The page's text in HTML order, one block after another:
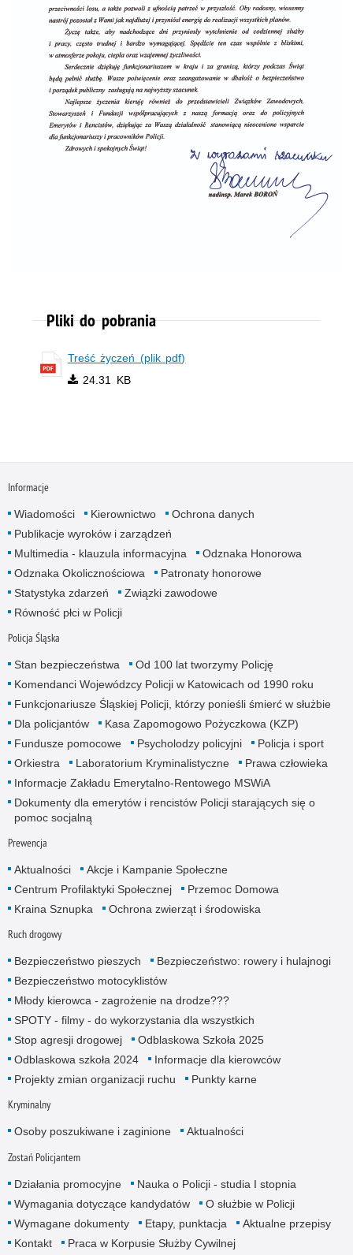
Pliki do pobrania
Treść życzeń (plik pdf)
24.31 KB
Informacje
Wiadomości Kierownictwo
Ochrona danych
Publikacje wyroków i zarządzeń
Multimedia - klauzula informacyjna
Odznaka Honorowa
Odznaka Okolicznościowa
Patronaty honorowe
Statystyka zdarzeń
Związki zawodowe
Równość płci w Policji
Policja Śląska
Stan bezpieczeństwa
Od 100 lat tworzymy Policję
Komendanci Wojewódzcy Policji w Katowicach od 1990 roku
Funkcjonariusze Śląskiej Policji, którzy ponieśli śmierć w służbie
Dla policjantów
Kasa Zapomogowo Pożyczkowa (KZP)
Fundusze pomocowe
Psycholodzy policyjni
Policja i sport
Orkiestra
Laboratorium Kryminalistyczne
Prawa człowieka
Informacje Zakładu Emerytalno-Rentowego MSWiA
Dokumenty dla emerytów i rencistów Policji starających się o
pomoc socjalną
Prewencja
Aktualności
Akcje i Kampanie Społeczne
Centrum Profilaktyki Społecznej
Przemoc Domowa
Kraina Sznupka
Ochrona zwierząt i środowiska
Ruch drogowy
Bezpieczeństwo pieszych
Bezpieczeństwo: rowery i hulajnogi
Bezpieczeństwo motocyklistów
Młody kierowca - zagrożenie na drodze???
SPOTY - filmy - do wykorzystania dla wszystkich
Stop agresji drogowej
Odblaskowa Szkoła 2025
Odblaskowa szkoła 2024
Informacje dla kierowców
Projekty zmian organizacji ruchu
Punkty karne
Kryminalny
Osoby poszukiwane i zaginione Aktualności
Zostań Policjantem
Działania promocyjne
Nauka o Policji - studia I stopnia
Wymagania dotyczące kandydatów
O służbie w Policji
Wymagane dokumenty
Etapy, punktacja
Aktualne przepisy
Kontakt
Praca w Korpusie Służby Cywilnej